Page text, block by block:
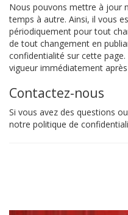
Nous pouvons mettre à jour
temps à autre. Ainsi, il vous
périodiquement pour tout
de tout changement en
confidentialité sur cette
vigueur immédiatement
Contactez-nous
Si vous avez des questions
notre politique de